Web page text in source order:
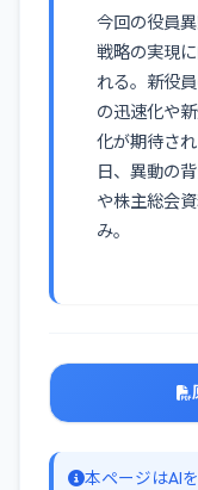
今回の役員
戦略の実現
れる。新役
の迅速化や
化が期待さ
日、異動の
や株主総会
み。
本ページはAI